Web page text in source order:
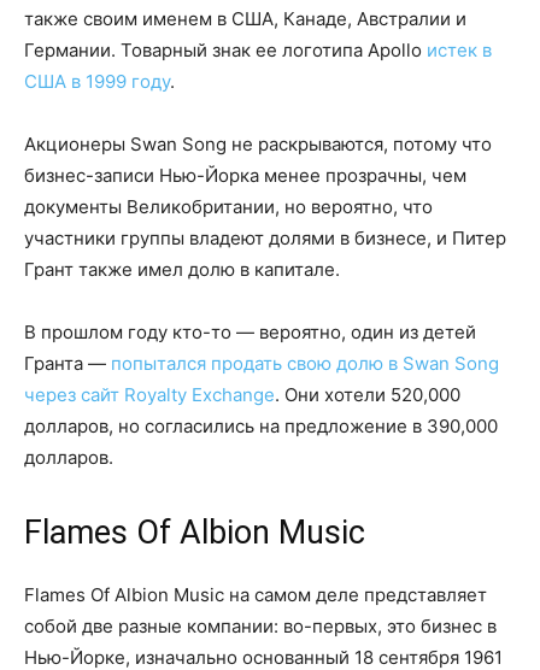
также своим именем в США, Канаде, Австралии и
Германии. Товарный знак ее логотипа Apollo истек в
США в 1999 году.
Акционеры Swan Song не раскрываются, потому что
бизнес-записи Нью-Йорка менее прозрачны, чем
документы Великобритании, но вероятно, что
участники группы владеют долями в бизнесе, и Питер
Грант также имел долю в капитале.
В прошлом году кто-то — вероятно, один из детей
Гранта — попытался продать свою долю в Swan Song
через сайт Royalty Exchange. Они хотели 520,000
долларов, но согласились на предложение в 390,000
долларов.
Flames Of Albion Music
Flames Of Albion Music на самом деле представляет
собой две разные компании: во-первых, это бизнес в
Нью-Йорке, изначально основанный 18 сентября 1961